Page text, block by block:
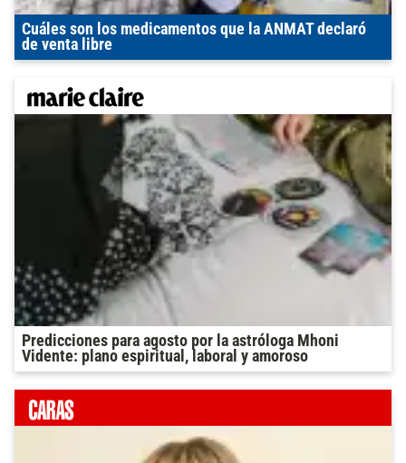
Cuáles son los medicamentos que la ANMAT declaró
de venta libre
Predicciones para agosto por la astróloga Mhoni
Vidente: plano espiritual, laboral y amoroso